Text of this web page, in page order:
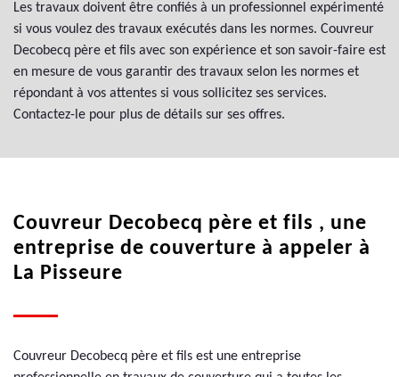
Les travaux doivent être confiés à un professionnel expérimenté
si vous voulez des travaux exécutés dans les normes. Couvreur
Decobecq père et fils avec son expérience et son savoir-faire est
en mesure de vous garantir des travaux selon les normes et
répondant à vos attentes si vous sollicitez ses services.
Contactez-le pour plus de détails sur ses offres.
Couvreur Decobecq père et fils , une
entreprise de couverture à appeler à
La Pisseure
Couvreur Decobecq père et fils est une entreprise